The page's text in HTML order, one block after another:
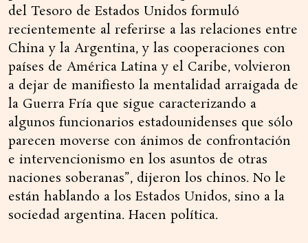
del Tesoro de Estados Unidos formuló
recientemente al referirse a las relaciones entre
China y la Argentina, y las cooperaciones con
países de América Latina y el Caribe, volvieron
a dejar de manifiesto la mentalidad arraigada de
la Guerra Fría que sigue caracterizando a
algunos funcionarios estadounidenses que sólo
parecen moverse con ánimos de confrontación
e intervencionismo en los asuntos de otras
naciones soberanas”, dijeron los chinos. No le
están hablando a los Estados Unidos, sino a la
sociedad argentina. Hacen política.